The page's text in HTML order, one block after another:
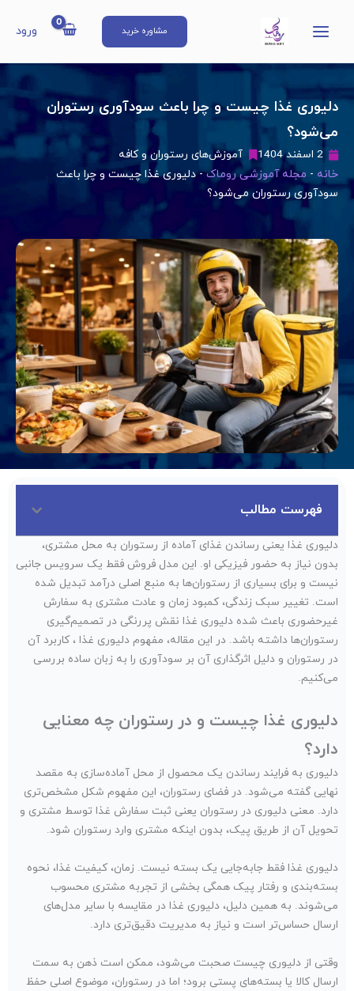
Menu
مشاوره خرید ورود
دلیوری غذا چیست و چرا باعث سودآوری رستوران
می‌شود؟
2 اسفند 1404
آموزش‌های رستوران و کافه
خانه - مجله آموزشی روماک-دلیوری غذا چیست و چرا باعث
سودآوری رستوران می‌شود؟
فهرست مطالب
دلیوری غذا یعنی رساندن غذای آماده از رستوران به محل مشتری،
بدون نیاز به حضور فیزیکی او. این مدل فروش فقط یک سرویس جانبی
نیست و برای بسیاری از رستوران‌ها به منبع اصلی درآمد تبدیل شده
است. تغییر سبک زندگی، کمبود زمان و عادت مشتری به سفارش
غیرحضوری باعث شده دلیوری غذا نقش پررنگی در تصمیم‌گیری
رستوران‌ها داشته باشد. در این مقاله، مفهوم دلیوری غذا ، کاربرد آن
در رستوران و دلیل اثرگذاری آن بر سودآوری را به زبان ساده بررسی
می‌کنیم.
دلیوری غذا چیست و در رستوران چه معنایی
دارد؟
دلیوری به فرایند رساندن یک محصول از محل آماده‌سازی به مقصد
نهایی گفته می‌شود. در فضای رستوران، این مفهوم شکل مشخص‌تری
دارد. معنی دلیوری در رستوران یعنی ثبت سفارش غذا توسط مشتری و
تحویل آن از طریق پیک، بدون اینکه مشتری وارد رستوران شود.
دلیوری غذا فقط جابه‌جایی یک بسته نیست. زمان، کیفیت غذا، نحوه
بسته‌بندی و رفتار پیک همگی بخشی از تجربه مشتری محسوب
می‌شوند. به همین دلیل، دلیوری غذا در مقایسه با سایر مدل‌های
ارسال حساس‌تر است و نیاز به مدیریت دقیق‌تری دارد.
وقتی از دلیوری چیست صحبت می‌شود، ممکن است ذهن به سمت
ارسال کالا یا بسته‌های پستی برود؛ اما در رستوران، موضوع اصلی حفظ